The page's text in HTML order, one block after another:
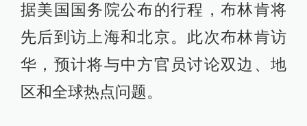
据美国国务院公布的行程，布林肯将
先后到访上海和北京。此次布林肯访
华，预计将与中方官员讨论双边、地
区和全球热点问题。